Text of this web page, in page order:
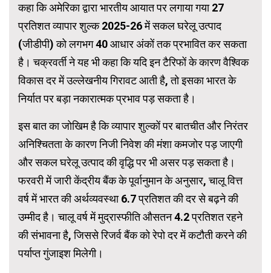
कहा कि अमेरिका द्वारा भारतीय आयात पर लगाया गया 27
प्रतिशत व्यापार शुल्क 2025-26 में सकल घरेलू उत्पाद
(जीडीपी) को लगभग 40 आधार अंकों तक प्रभावित कर सकता
है। चक्रवर्ती ने यह भी कहा कि यदि इन टैरिफों के कारण वैश्विक
विकास दर में उल्लेखनीय गिरावट आती है, तो इसका भारत के
निर्यात पर बड़ा नकारात्मक प्रभाव पड़ सकता है।
इस बात का जोखिम है कि व्यापार शुल्कों पर बातचीत और निरंतर
अनिश्चितता के कारण निजी निवेश की मंशा कमजोर पड़ जाएगी
और सकल घरेलू उत्पाद की वृद्धि पर भी असर पड़ सकता है।
फरवरी में जारी केंद्रीय बैंक के पूर्वानुमान के अनुसार, चालू वित्त
वर्ष में भारत की अर्थव्यवस्था 6.7 प्रतिशत की दर से बढ़ने की
उम्मीद है। चालू वर्ष में मुद्रास्फीति औसतन 4.2 प्रतिशत रहने
की संभावना है, जिससे रिजर्व बैंक को रेपो दर में कटौती करने की
पर्याप्त गुंजाइश मिलेगी।